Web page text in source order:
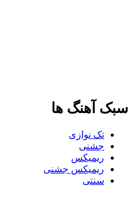
سبک آهنگ ها
تک نوازی
جشنی
ریمیکس
ریمیکس جشنی
سنتی